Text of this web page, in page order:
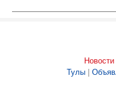
Тулы